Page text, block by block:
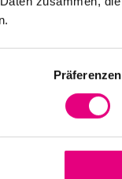
Präferenzen